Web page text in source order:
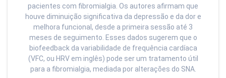
pacientes com fibromialgia. Os autores afirmam que
houve diminuição significativa da depressão e da dor e
melhora funcional, desde a primeira sessão até 3
meses de seguimento. Esses dados sugerem que o
biofeedback da variabilidade de frequência cardíaca
(VFC, ou HRV em inglês) pode ser um tratamento útil
para a fibromialgia, mediada por alterações do SNA.